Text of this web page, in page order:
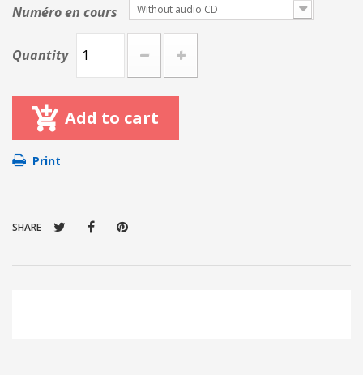
Numéro en cours Without audio CD
Quantity
Add to cart
Print
SHARE